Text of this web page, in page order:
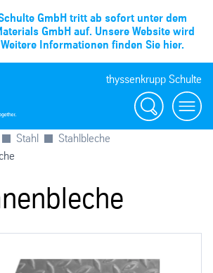
GmbH tritt ab sofort unter dem
GmbH auf. Unsere Website wird
Informationen finden Sie hier.
thyssenkrupp Schulte
Suche
Menü
Stahl
Stahlbleche